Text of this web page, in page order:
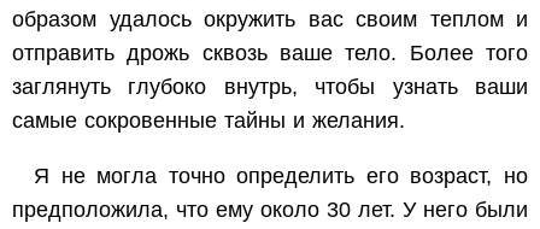
образом удалось окружить вас своим теплом и
отправить дрожь сквозь ваше тело. Более того
заглянуть глубоко внутрь, чтобы узнать ваши
самые сокровенные тайны и желания.
Я не могла точно определить его возраст, но
предположила, что ему около 30 лет. У него были